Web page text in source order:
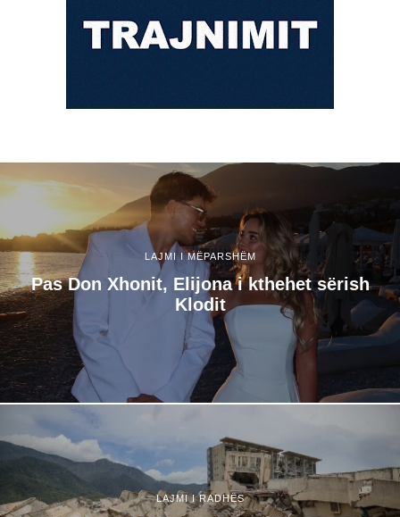
LAJMI I MËPARSHËM
Pas Don Xhonit, Elijona i kthehet sërish
Klodit
LAJMI I RADHËS